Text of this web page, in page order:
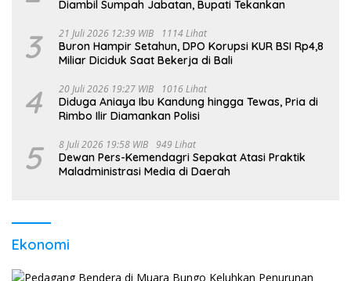
Diambil Sumpah Jabatan, Bupati Tekankan
3 21 Juli 2026 12:39 WIB 1114 Lihat
Buron Hampir Setahun, DPO Korupsi KUR BSI Rp4,8
Miliar Diciduk Saat Bekerja di Bali
4 20 Juli 2026 19:27 WIB 1016 Lihat
Diduga Aniaya Ibu Kandung hingga Tewas, Pria di
Rimbo Ilir Diamankan Polisi
5 8 Juli 2026 19:58 WIB 949 Lihat
Dewan Pers-Kemendagri Sepakat Atasi Praktik
Maladministrasi Media di Daerah
Ekonomi